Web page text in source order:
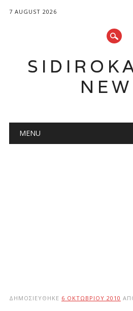
7 AUGUST 2026
Main menu
MENU
ΔΗΜΟΣΙΕΎΘΗΚΕ 6 ΟΚΤΩΒΡΊΟΥ 2010